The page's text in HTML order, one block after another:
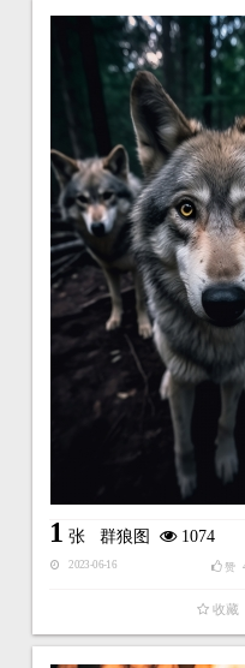
1 张 群狼图 1074
2023-06-16 赞
收藏